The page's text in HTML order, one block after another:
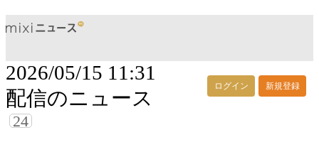
ログイン 新規登録
2026/05/15 11:31
配信のニュース
24